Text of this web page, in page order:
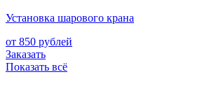
Установка шарового крана
от 850 рублей
Заказать
Показать всё